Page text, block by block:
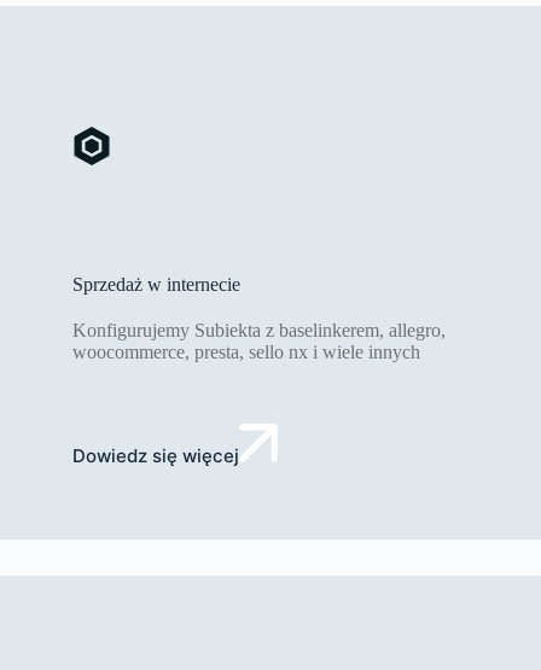
Sprzedaż w internecie
Konfigurujemy Subiekta z baselinkerem, allegro,
woocommerce, presta, sello nx i wiele innych
Dowiedz się więcej